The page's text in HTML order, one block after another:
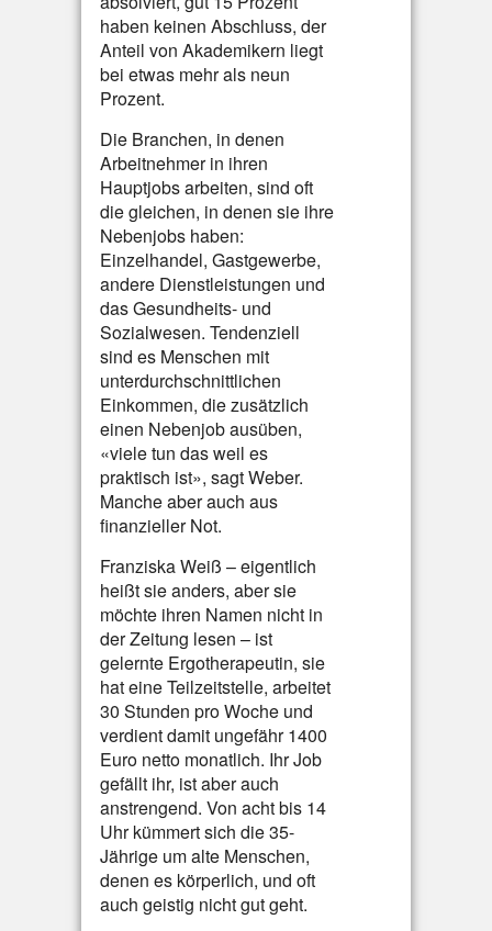
haben keinen Abschluss, der
Anteil von Akademikern liegt
bei etwas mehr als neun
Prozent.
Die Branchen, in denen
Arbeitnehmer in ihren
Hauptjobs arbeiten, sind oft
die gleichen, in denen sie ihre
Nebenjobs haben:
Einzelhandel, Gastgewerbe,
andere Dienstleistungen und
das Gesundheits- und
Sozialwesen. Tendenziell
sind es Menschen mit
unterdurchschnittlichen
Einkommen, die zusätzlich
einen Nebenjob ausüben,
«viele tun das weil es
praktisch ist», sagt Weber.
Manche aber auch aus
finanzieller Not.
Franziska Weiß – eigentlich
heißt sie anders, aber sie
möchte ihren Namen nicht in
der Zeitung lesen – ist
gelernte Ergotherapeutin, sie
hat eine Teilzeitstelle, arbeitet
30 Stunden pro Woche und
verdient damit ungefähr 1400
Euro netto monatlich. Ihr Job
gefällt ihr, ist aber auch
anstrengend. Von acht bis 14
Uhr kümmert sich die 35-
Jährige um alte Menschen,
denen es körperlich, und oft
auch geistig nicht gut geht.